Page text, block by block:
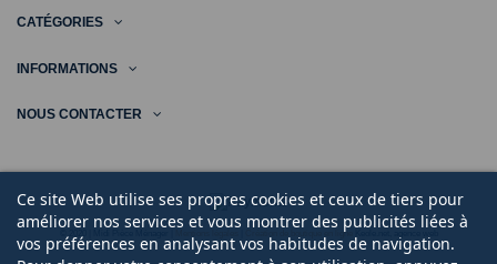
CATÉGORIES
INFORMATIONS
NOUS CONTACTER
Ce site Web utilise ses propres cookies et ceux de tiers pour
améliorer nos services et vous montrer des publicités liées à
vos préférences en analysant vos habitudes de navigation.
Création de boutique en ligne